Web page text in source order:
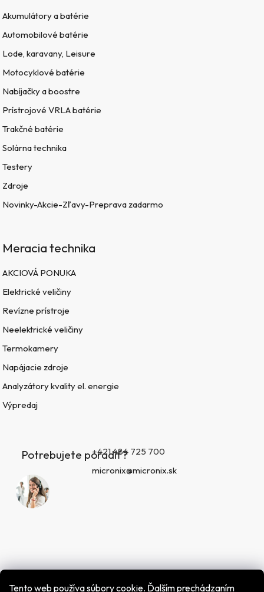
Tento web používa súbory cookie. Ďalším prechádzaním
Akumulátory a batérie
Automobilové batérie
Lode, karavany, Leisure
Motocyklové batérie
Nabíjačky a boostre
Prístrojové VRLA batérie
Trakčné batérie
Solárna technika
Testery
Zdroje
Novinky-Akcie-Zľavy-Preprava zadarmo
Meracia technika
AKCIOVÁ PONUKA
Elektrické veličiny
Revízne prístroje
Neelektrické veličiny
Termokamery
Napájacie zdroje
Analyzátory kvality el. energie
Výpredaj
Potrebujete poradiť?+421 484 725 700
micronix@micronix.sk